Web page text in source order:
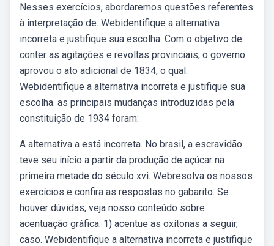
Nesses exercícios, abordaremos questões referentes
à interpretação de. Webidentifique a alternativa
incorreta e justifique sua escolha. Com o objetivo de
conter as agitações e revoltas provinciais, o governo
aprovou o ato adicional de 1834, o qual:
Webidentifique a alternativa incorreta e justifique sua
escolha. as principais mudanças introduzidas pela
constituição de 1934 foram:
A alternativa a está incorreta. No brasil, a escravidão
teve seu início a partir da produção de açúcar na
primeira metade do século xvi. Webresolva os nossos
exercícios e confira as respostas no gabarito. Se
houver dúvidas, veja nosso conteúdo sobre
acentuação gráfica. 1) acentue as oxítonas a seguir,
caso. Webidentifique a alternativa incorreta e justifique